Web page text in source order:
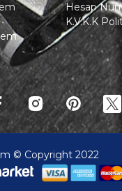
Hesap
K.V.K.K
© Copyright 2022